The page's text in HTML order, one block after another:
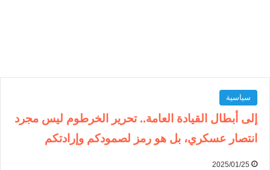
سياسية
إلى أبطال القيادة العامة.. تحرير الخرطوم ليس مجرد
انتصار عسكري، بل هو رمز لصمودكم وإرادتكم
2025/01/25